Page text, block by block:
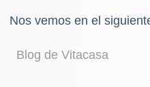
Nos vemos en el
Blog de Vitacasa